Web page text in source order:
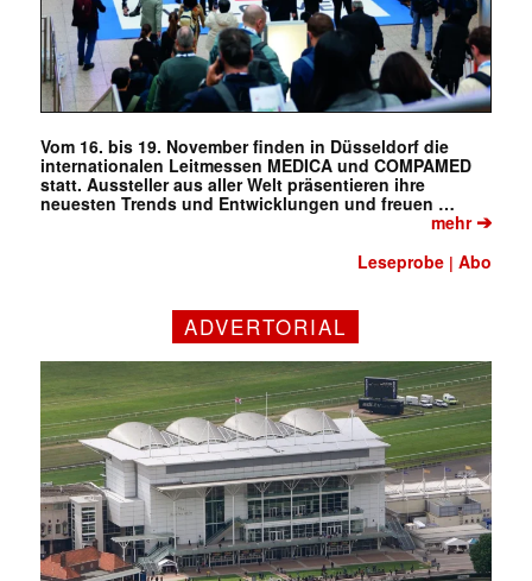
✕
Vom 16. bis 19. November finden in Düsseldorf die
internationalen Leitmessen MEDICA und COMPAMED
statt. Aussteller aus aller Welt präsentieren ihre
neuesten Trends und Entwicklungen und freuen …
mehr➔
Leseprobe |Abo
ADVERTORIAL